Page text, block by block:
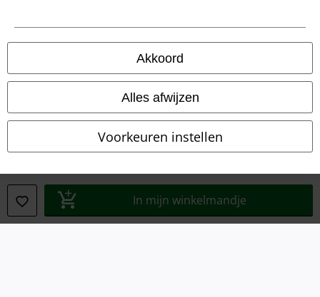
Akkoord
Alles afwijzen
Voorkeuren instellen
In mijn winkelmandje
Informatie over toegankelijkheid
Cookie-instellingen
Annuleer bestelling
wettelijke BTW